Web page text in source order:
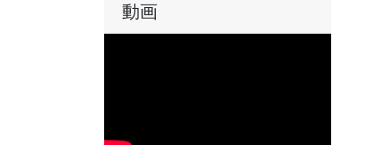
動画